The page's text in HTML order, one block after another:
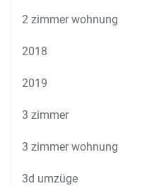
2 zimmer wohnung
2018
2019
3 zimmer
3 zimmer wohnung
3d umzüge